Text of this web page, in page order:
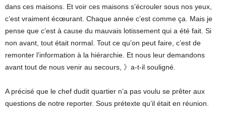
dans ces maisons. Et voir ces maisons s’écrouler sous nos yeux,
c’est vraiment écœurant. Chaque année c’est comme ça. Mais je
pense que c’est à cause du mauvais lotissement qui a été fait. Si
non avant, tout était normal. Tout ce qu’on peut faire, c’est de
remonter l’information à la hiérarchie. Et nous leur demandons
avant tout de nous venir au secours, 》a-t-il souligné.
A précisé que le chef dudit quartier n’a pas voulu se prêter aux
questions de notre reporter. Sous prétexte qu’il était en réunion.